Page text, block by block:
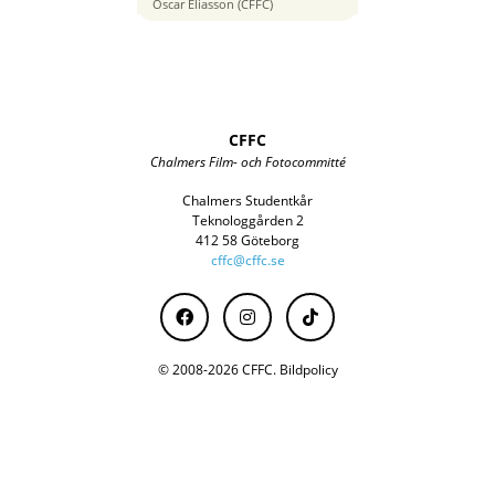
Oscar Eliasson (CFFC)
CFFC
Chalmers Film- och Fotocommitté
Chalmers Studentkår
Teknologgården 2
412 58 Göteborg
cffc@cffc.se
© 2008-2026 CFFC. Bildpolicy